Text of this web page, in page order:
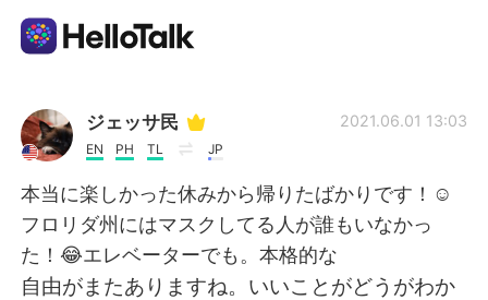
Dil Değişimi Uygulaması
AI Grammar Checker
Türkçe
ジェッサ民
EN PH TL JP
2021.06.01 13:03
本当に楽しかった休みから帰りたばかりです！☺️
フロリダ州にはマスクしてる人が誰もいなかっ
た！😂エレベーターでも。本格的な
自由がまたありますね。いいことがどうがわか